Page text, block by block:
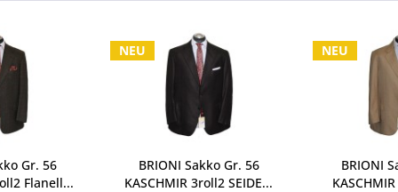
Gr. 56
Flanell...
NEU
BRIONI Sakko Gr. 56
KASCHMIR 3roll2 SEIDE...
NEU
BRIONI